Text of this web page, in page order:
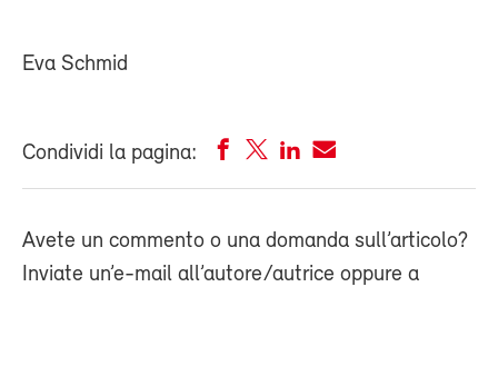
Eva Schmid
Condividi la pagina:
Avete un commento o una domanda sull’articolo?
Inviate un’e-mail all’autore/autrice oppure a